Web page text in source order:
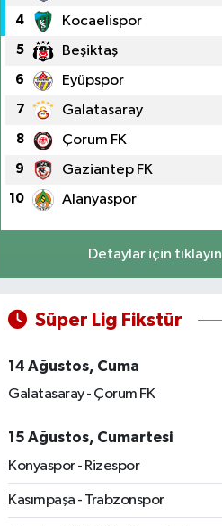
4 Kocaelispor
5 Beşiktaş
6 Eyüpspor
7 Galatasaray
8 Çorum FK
9 Gaziantep FK
10 Alanyaspor
Detaylar için tıklayın
Süper Lig Fikstür
14 Ağustos, Cuma
Galatasaray - Çorum FK
15 Ağustos, Cumartesi
Konyaspor - Rizespor
Kasımpaşa - Trabzonspor